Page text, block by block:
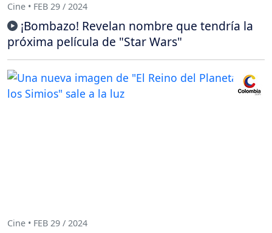
Cine • FEB 29 / 2024
¡Bombazo! Revelan nombre que tendría la
próxima película de "Star Wars"
Cine • FEB 29 / 2024